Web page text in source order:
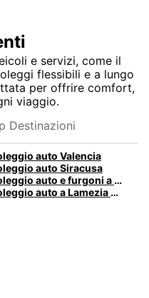
e servizi, come il
flessibili e a lungo
per offrire comfort,
viaggio.
Destinazioni
auto Valencia
auto Siracusa
Noleggio auto e furgoni a Pescara
Noleggio auto a Lamezia Terme, Italia